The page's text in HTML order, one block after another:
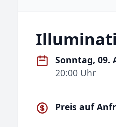
Sonntag, 09.
20:00 Uhr
Preis auf